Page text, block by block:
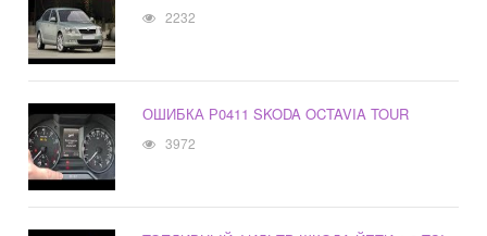
2232
ОШИБКА Р0411 SKODA OCTAVIA TOUR
3972